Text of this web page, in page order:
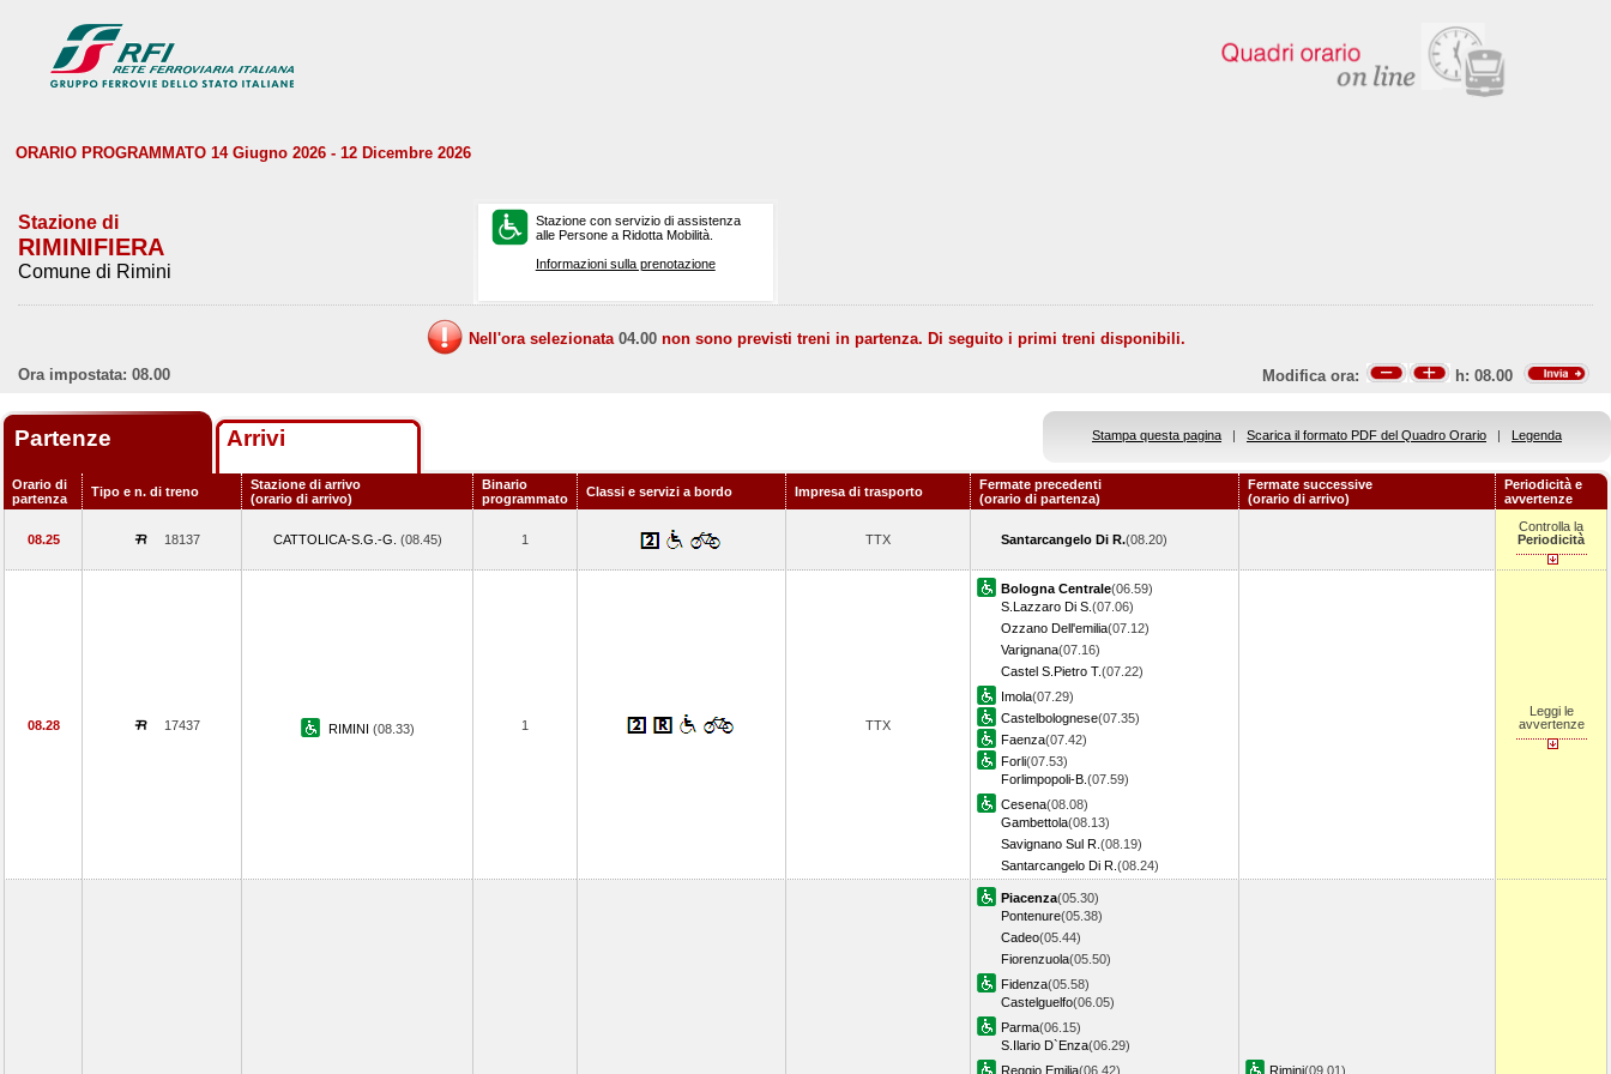
ORARIO PROGRAMMATO 14 Giugno 2026 - 12 Dicembre 2026
Stazione di
RIMINIFIERA
Comune di Rimini
Stazione con servizio di assistenza
alle Persone a Ridotta Mobilità.
Informazioni sulla prenotazione
Nell'ora selezionata 04.00 non sono previsti treni in partenza. Di seguito i primi treni disponibili.
Ora impostata: 08.00
Modifica ora: h: 08.00
Partenze Arrivi Stampa questa pagina | Scarica il formato PDF del Quadro Orario | Legenda
Orario di
partenza
Tipo e n. di treno
Stazione di arrivo
(orario di arrivo)
Binario
programmato
Classi e servizi a bordo Impresa di trasporto
Fermate precedenti
(orario di partenza)
Fermate successive
(orario di arrivo)
Periodicità e
avvertenze
08.25 18137 CATTOLICA-S.G.-G. (08.45) 1 TTX Santarcangelo Di R.(08.20)
Controlla la
Periodicità
08.28 17437 RIMINI (08.33) 1 TTX
Bologna Centrale(06.59)
S.Lazzaro Di S. (07.06)
Ozzano Dell'emilia(07.12)
Varignana(07.16)
Castel S.Pietro T.(07.22)
Imola(07.29)
Castelbolognese(07.35)
Faenza(07.42)
Forli(07.53)
Forlimpopoli-B. (07.59)
Cesena(08.08)
Gambettola(08.13)
Savignano Sul R. (08.19)
Santarcangelo Di R. (08.24)
Leggi le
avvertenze
Piacenza(05.30)
Pontenure(05.38)
Cadeo(05.44)
Fiorenzuola(05.50)
Fidenza(05.58)
Castelguelfo(06.05)
Parma(06.15)
S.Ilario D`Enza(06.29)
Reggio Emilia(06.42) Rimini(09.01)